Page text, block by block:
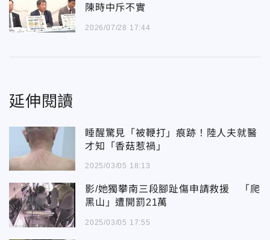
陳時中斥不實
2026/07/28 17:44
延伸閱讀
睡醒驚見「被鞭打」痕跡！陸人夫就醫
才知「香菇惹禍」
2025/03/05 18:13
影/她獨攀南三段腳趾傷申請救援 「爬
黑山」遭開罰21萬
2025/03/05 17:55